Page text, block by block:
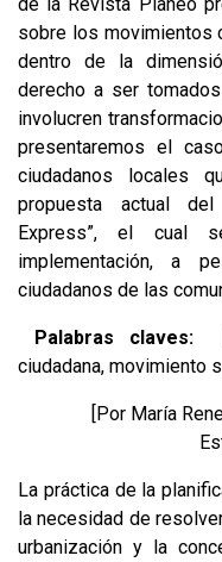
sobre los movimientos
dentro de la
derecho a ser
involucren
presentaremos el
ciudadanos locales
propuesta actual del
Express”, el cual
implementación, a
ciudadanos de las
Palabras claves:
ciudadana, movimiento
[Por María
La práctica de la
la necesidad de
urbanización y la